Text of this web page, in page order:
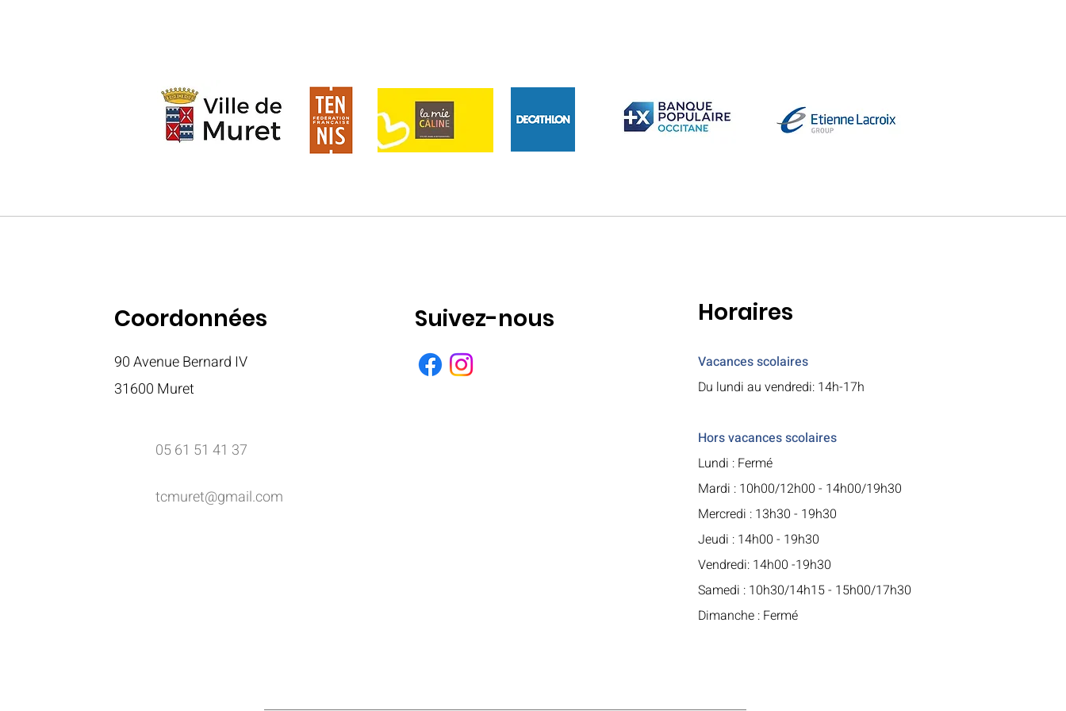
Coordonnées
90 Avenue Bernard IV
31600 Muret
05 61 51 41 37
tcmuret@gmail.com
Suivez-nous Horaires
Vacances scolaires
Du lundi au vendredi: 14h-17h
Hors vacances scolaires
Lundi : Fermé
Mardi : 10h00/12h00 - 14h00/19h30
Mercredi : 13h30 - 19h30
Jeudi : 14h00 - 19h30
Vendredi: 14h00 -19h30
Samedi : 10h30/14h15 - 15h00/17h30
Dimanche : Fermé